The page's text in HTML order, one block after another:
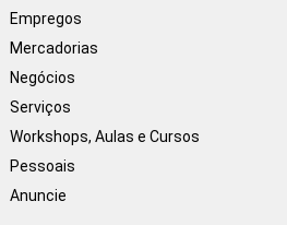
Empregos
Mercadorias
Negócios
Serviços
Workshops, Aulas e Cursos
Pessoais
Anuncie